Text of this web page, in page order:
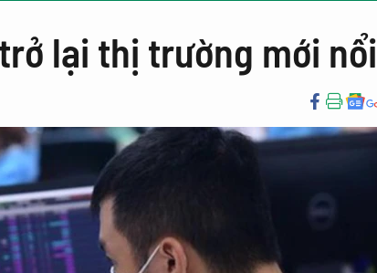
lại thị trường mới nổi